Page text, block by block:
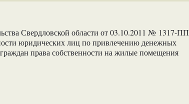
Свердловской области от 03.10.2011 № 1317‑ПП
юридических лиц по привлечению денежных
права собственности на жилые помещения